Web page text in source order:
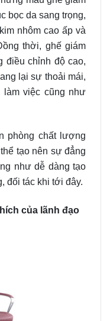
bọc da sang trọng,
nhôm cao ấp và
thời, ghế giám
điều chỉnh độ cao,
lại sự thoải mái,
làm việc cũng như
phòng chất lượng
tạo nên sự đẳng
như dễ dàng tạo
đối tác khi tới đây.
của lãnh đạo